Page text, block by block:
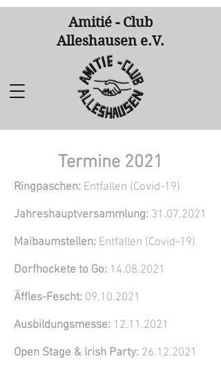
Amitié - Club
Alleshausen e.V.
Termine 2021
Ringpaschen: Entfallen (Covid-19)
Jahreshauptversammlung: 31.07.2021
Maibaumstellen: Entfallen (Covid-19)
Dorfhockete to Go: 14.08.2021
Äffles-Fescht: 09.10.2021
Ausbildungsmesse: 12.11.2021
Open Stage & Irish Party: 26.12.2021